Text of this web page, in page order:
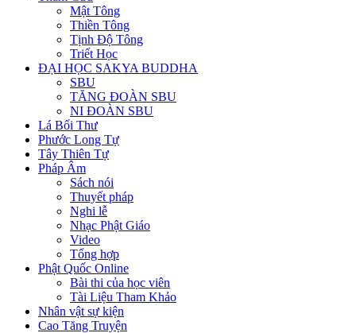
Mật Tông
Thiền Tông
Tịnh Độ Tông
Triết Học
ĐẠI HỌC SAKYA BUDDHA
SBU
TĂNG ĐOÀN SBU
NI ĐOÀN SBU
Lá Bối Thư
Phước Long Tự
Tây Thiên Tự
Pháp Âm
Sách nói
Thuyết pháp
Nghi lễ
Nhạc Phật Giáo
Video
Tổng hợp
Phật Quốc Online
Bài thi của học viên
Tài Liệu Tham Khảo
Nhân vật sự kiện
Cao Tăng Truyện